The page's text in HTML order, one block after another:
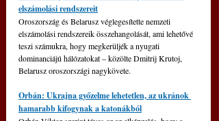
elszámolási rendszereit
Oroszország és Belarusz véglegesítette nemzeti
elszámolási rendszereik összehangolását, ami lehetővé
teszi számukra, hogy megkerüljék a nyugati
dominanciájú hálózatokat – közölte Dmitrij Krutoj,
Belarusz oroszországi nagykövete.
Orbán: Ukrajna győzelme lehetetlen, az ukránok
hamarabb kifogynak a katonákból